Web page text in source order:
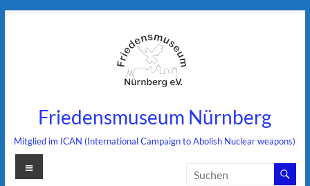
Friedensmuseum Nürnberg
Mitglied im ICAN (International Campaign to Abolish Nuclear weapons)
Menü